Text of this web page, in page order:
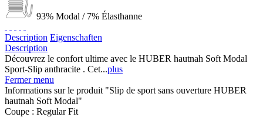
93% Modal / 7% Élasthanne
Description Eigenschaften
Description
Découvrez le confort ultime avec le HUBER hautnah Soft Modal
Sport-Slip anthracite . Cet...plus
Fermer menu
Informations sur le produit "Slip de sport sans ouverture HUBER
hautnah Soft Modal"
Coupe : Regular Fit